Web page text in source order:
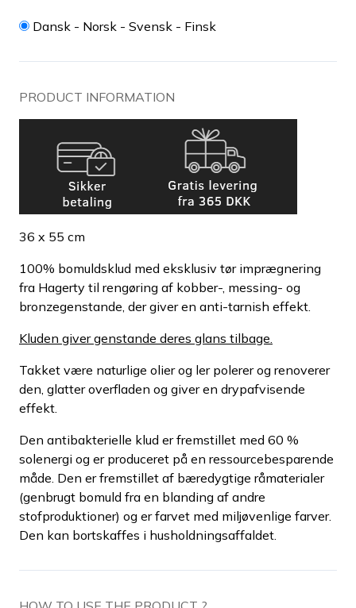
Dansk - Norsk - Svensk - Finsk
PRODUCT INFORMATION
36 x 55 cm
100% bomuldsklud med eksklusiv tør imprægnering
fra Hagerty til rengøring af kobber-, messing- og
bronzegenstande, der giver en anti-tarnish effekt.
Kluden giver genstande deres glans tilbage.
Takket være naturlige olier og ler polerer og renoverer
den, glatter overfladen og giver en drypafvisende
effekt.
Den antibakterielle klud er fremstillet med 60 %
solenergi og er produceret på en ressourcebesparende
måde. Den er fremstillet af bæredygtige råmaterialer
(genbrugt bomuld fra en blanding af andre
stofproduktioner) og er farvet med miljøvenlige farver.
Den kan bortskaffes i husholdningsaffaldet.